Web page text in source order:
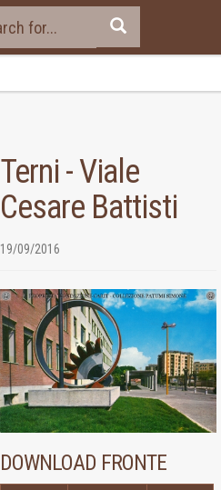
Terni - Viale
Cesare Battisti
19/09/2016
DOWNLOAD FRONTE